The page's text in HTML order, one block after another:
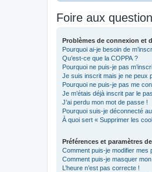
Foire aux
Problèmes de connexion et
Pourquoi ai-je besoin de
Qu’est-ce que la COPPA ?
Pourquoi ne puis-je pas
Je suis inscrit mais je ne peux
Pourquoi ne puis-je pas me
Je m’étais déjà inscrit par le
J’ai perdu mon mot de passe !
Pourquoi suis-je déconnecté
À quoi sert « Supprimer les
Préférences et paramètres
Comment puis-je modifier mes
Comment puis-je masquer
L’heure n’est pas correcte !